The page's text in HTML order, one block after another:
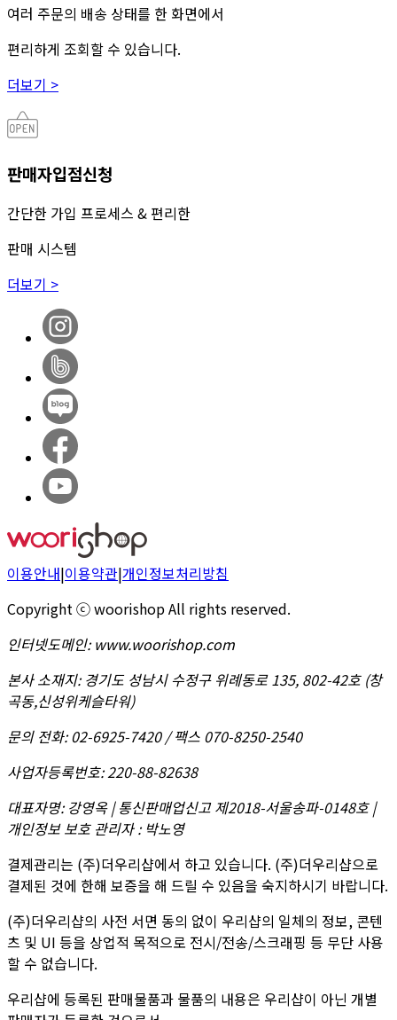
여러 주문의 배송 상태를 한 화면에서
편리하게 조회할 수 있습니다.
더보기 >
판매자입점신청
간단한 가입 프로세스 & 편리한
판매 시스템
더보기 >
이용안내|이용약관|개인정보처리방침
Copyright ⓒ woorishop All rights reserved.
인터넷도메인:www.woorishop.com
본사 소재지:경기도 성남시 수정구 위례동로 135, 802-42호 (창
곡동,신성위케슬타워)
문의 전화:02-6925-7420 / 팩스 070-8250-2540
사업자등록번호:220-88-82638
대표자명:강영옥 | 통신판매업신고 제2018-서울송파-0148호 |
개인정보 보호 관리자 : 박노영
결제관리는 (주)더우리샵에서 하고 있습니다. (주)더우리샵으로
결제된 것에 한해 보증을 해 드릴 수 있음을 숙지하시기 바랍니다.
(주)더우리샵의 사전 서면 동의 없이 우리샵의 일체의 정보, 콘텐
츠 및 UI 등을 상업적 목적으로 전시/전송/스크래핑 등 무단 사용
할 수 없습니다.
우리샵에 등록된 판매물품과 물품의 내용은 우리샵이 아닌 개별